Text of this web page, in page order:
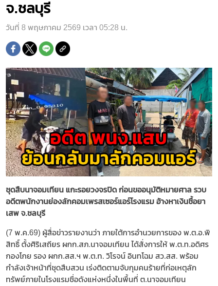
จ.ชลบุรี
วันที่ 8 พฤษภาคม 2569 เวลา 05:28 น.
ชุดสืบนาจอมเทียน แกะรอยวงจรปิด ก่อนขออนุมัติหมายศาล รวบ
อดีตพนักงานย่องลักคอมเพรสเซอร์แอร์โรงแรม อ้างหาเงินชื้อยา
เสพ จ.ชลบุรี
(7 พ.ค.69) ผู้สื่อข่าวรายงานว่า ภายใต้การอำนวยการของ พ.ต.อ.พิ
สิทธิ์ ตั้งศิริเสถียร ผกก.สภ.นาจอมเทียน ได้สั่งการให้ พ.ต.ท.อดิศร
กองโกย รอง ผกก.สส.ฯ พ.ต.ท. วิโรจน์ อินทโฉม สว.สส. พร้อม
กำลังเจ้าหน้าที่ชุดสืบสวน เร่งติดตามจับกุมคนร้ายที่ก่อเหตุลัก
ทรัพย์ภายในโรงแรมชื่อดังแห่งหนึ่งในพื้นที่ ต.นาจอมเทียน